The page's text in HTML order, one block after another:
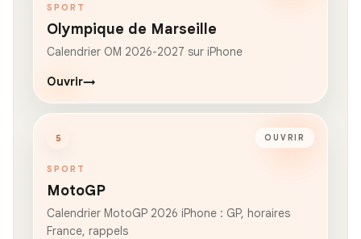
SPORT
Olympique de Marseille
Calendrier OM 2026-2027 sur iPhone
Ouvrir→
5 OUVRIR
SPORT
MotoGP
Calendrier MotoGP 2026 iPhone : GP, horaires
France, rappels